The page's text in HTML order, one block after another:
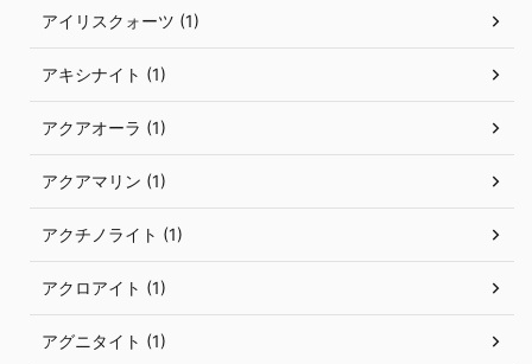
アイリスクォーツ (1)
アキシナイト (1)
アクアオーラ (1)
アクアマリン (1)
アクチノライト (1)
アクロアイト (1)
アグニタイト (1)